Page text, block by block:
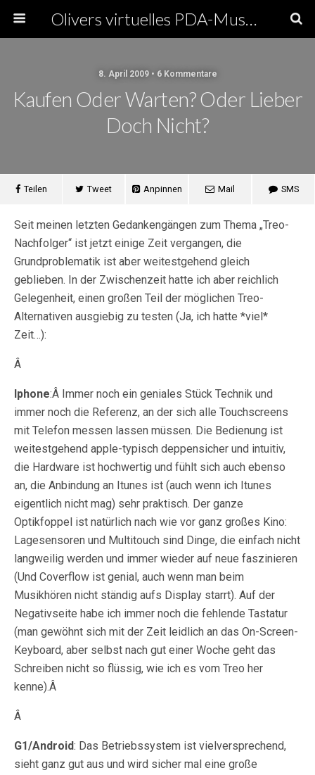
Olivers virtuelles PDA-Museum
8. April 2009 • 6 Kommentare
Kaufen Oder Warten? Oder Lieber
Doch Nicht?
Teilen Tweet Anpinnen Mail SMS
Seit meinen letzten Gedankengängen zum Thema „Treo-
Nachfolger“ ist jetzt einige Zeit vergangen, die
Grundproblematik ist aber weitestgehend gleich
geblieben. In der Zwischenzeit hatte ich aber reichlich
Gelegenheit, einen großen Teil der möglichen Treo-
Alternativen ausgiebig zu testen (Ja, ich hatte *viel*
Zeit…):
Â
Iphone:Â Immer noch ein geniales Stück Technik und
immer noch die Referenz, an der sich alle Touchscreens
mit Telefon messen lassen müssen. Die Bedienung ist
weitestgehend apple-typisch deppensicher und intuitiv,
die Hardware ist hochwertig und fühlt sich auch ebenso
an, die Anbindung an Itunes ist (auch wenn ich Itunes
eigentlich nicht mag) sehr praktisch. Der ganze
Optikfoppel ist natürlich nach wie vor ganz großes Kino:
Lagesensoren und Multitouch sind Dinge, die einfach nicht
langweilig werden und immer wieder auf neue faszinieren
(Und Coverflow ist genial, auch wenn man beim
Musikhören nicht ständig aufs Display starrt). Auf der
Negativseite habe ich immer noch die fehlende Tastatur
(man gewöhnt sich mit der Zeit leidlich an das On-Screen-
Keyboard, aber selbst nach gut einer Woche geht das
Schreiben nicht so flüssig, wie ich es vom Treo her
kenne).Â
Â
G1/Android: Das Betriebssystem ist vielversprechend,
sieht ganz gut aus und wird sicher mal eine große